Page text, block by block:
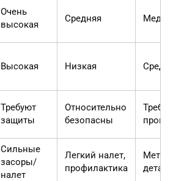
Очень
высокая
Средняя
Высокая Низкая
Требуют
защиты
Относительно
безопасны
Сильные
засоры/
налет
Легкий налет,
профилактика
детали